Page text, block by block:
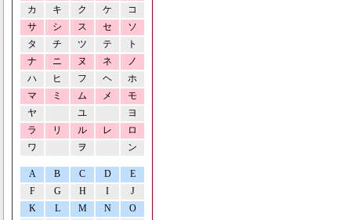
カ
キ ク ケ
コ
サ
シ ス セ
ソ
タ
チ ツ テ
ト
ナ
ニ ヌ ネ
ノ
ハ
ヒ フ ヘ
ホ
マ
ミ ム メ
モ
ヤ
ユ
ヨ
ラ
リ ル レ
ロ
ワ
ヲ ン
A B C D
E
F
G H I
J
K
L M N O